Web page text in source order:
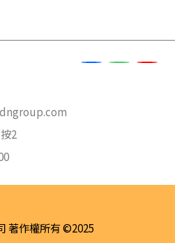
2
著作權所有 ©2025